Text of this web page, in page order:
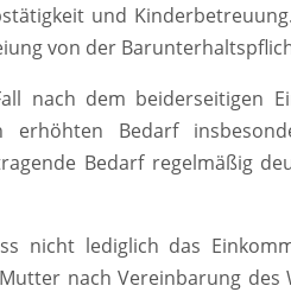
und
von der
nach dem beiderseitigen
Bedarf
Bedarf regelmäßig
nicht lediglich das
nach Vereinbarung des